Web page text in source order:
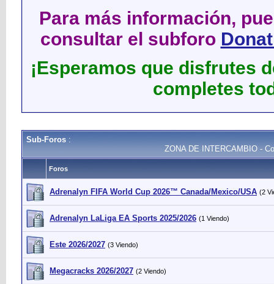
Para más información,
consultar el subforo
¡Esperamos que disfrutes
completes
Sub-Foros :
ZONA DE INTERCAMBIO -
Foros
Adrenalyn FIFA World Cup 2026™ Canada/Mexico/USA (2
Adrenalyn LaLiga EA Sports 2025/2026 (1 Viendo)
Este 2026/2027 (3 Viendo)
Megacracks 2026/2027 (2 Viendo)